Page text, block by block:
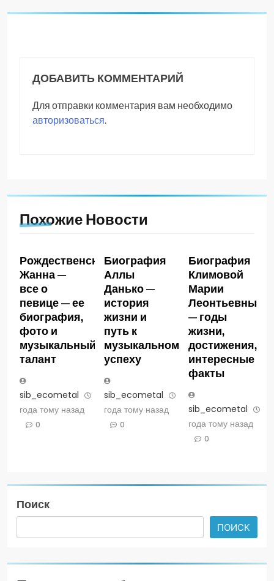
ДОБАВИТЬ КОММЕНТАРИЙ
Для отправки комментария вам необходимо
авторизоваться.
Похожие Новости
Рождественская
Жанна —
все о
певице — ее
биография,
фото и
музыкальный
талант
sib_ecometal
года тому назад
0
Биография
Аллы
Данько —
история
жизни и
путь к
музыкальному
успеху
sib_ecometal
года тому назад
0
Биография
Климовой
Марии
Леонтьевны
— годы
жизни,
достижения,
интересные
факты
sib_ecometal
года тому назад
0
Поиск
ПОИСК